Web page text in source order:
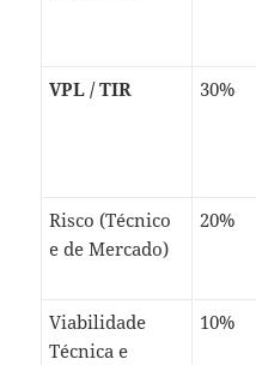
VPL / TIR
30%
Risco (Técnico
e de Mercado)
20%
Viabilidade
Técnica e
10%